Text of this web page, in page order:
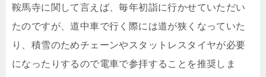
鞍馬寺に関して言えば、毎年初詣に行かせていただい
たのですが、道中車で行く際には道が狭くなっていた
り、積雪のためチェーンやスタットレスタイヤが必要
になったりするので電車で参拝することを推奨しま